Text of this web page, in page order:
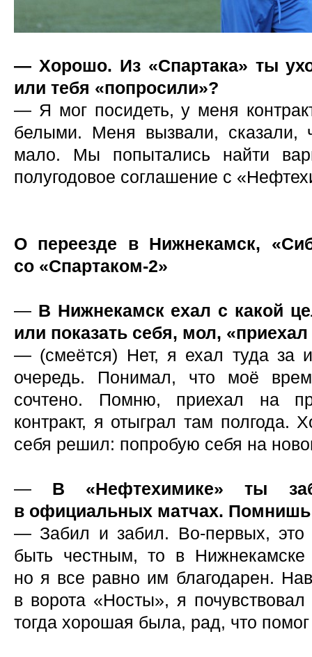
— Хорошо. Из «Спартака» ты
или тебя «попросили»?
— Я мог посидеть, у меня
белыми. Меня вызвали, сказали,
мало. Мы попытались найти
полугодовое соглашение с
О переезде в Нижнекамск,
со «Спартаком-2»
— В Нижнекамск ехал с какой
или показать себя, мол,
— (смеётся) Нет, я ехал туда за
очередь. Понимал, что моё
сочтено. Помню, приехал на
контракт, я отыграл там полгода.
себя решил: попробую себя на
— В «Нефтехимике» ты
в официальных матчах.
— Забил и забил. Во-первых, это
быть честным, то в
но я все равно им благодарен.
в ворота «Носты», я
тогда хорошая была, рад, что